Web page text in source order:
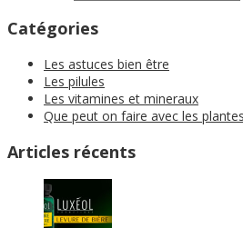
Catégories
Les astuces bien être
Les pilules
Les vitamines et mineraux
Que peut on faire avec les plantes
Articles récents